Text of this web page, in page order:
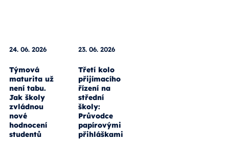
24. 06. 2026
Týmová
maturita už
není tabu.
Jak školy
zvládnou
nové
hodnocení
studentů
23. 06. 2026
Třetí kolo
přijímacího
řízení na
střední
školy:
Průvodce
papírovými
přihláškami